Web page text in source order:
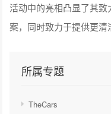
活动中的亮相凸显了其
案，同时致力于提供更清
所属专题
TheCars